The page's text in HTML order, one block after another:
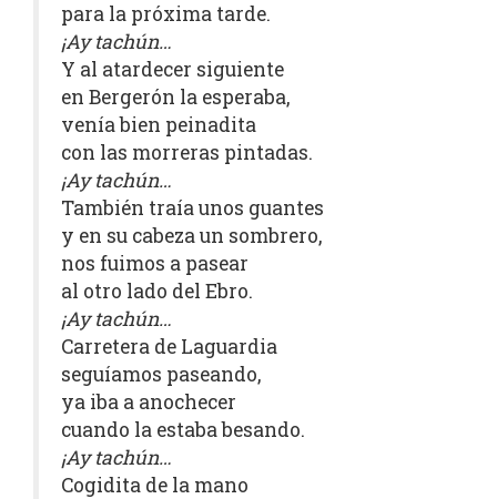
para la próxima tarde.
¡Ay tachún…
Y al atardecer siguiente
en Bergerón la esperaba,
venía bien peinadita
con las morreras pintadas.
¡Ay tachún…
También traía unos guantes
y en su cabeza un sombrero,
nos fuimos a pasear
al otro lado del Ebro.
¡Ay tachún…
Carretera de Laguardia
seguíamos paseando,
ya iba a anochecer
cuando la estaba besando.
¡Ay tachún…
Cogidita de la mano